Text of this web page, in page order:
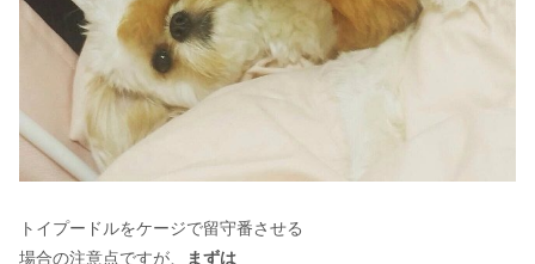
トイプードルをケージで留守番させる
場合の注意点ですが、
まずは